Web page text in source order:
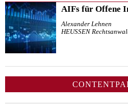
AIFs für Offene
Alexander Lehnen
HEUSSEN